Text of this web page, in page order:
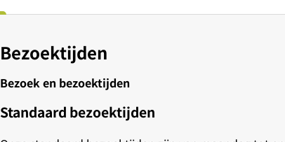
Bezoektijden
Bezoek en bezoektijden
Standaard bezoektijden